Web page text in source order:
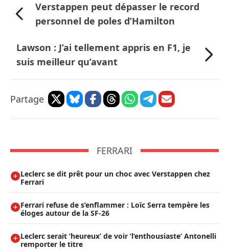
Verstappen peut dépasser le record
personnel de poles d’Hamilton
Lawson : J’ai tellement appris en F1, je
suis meilleur qu’avant
Partage
FERRARI
Leclerc se dit prêt pour un choc avec Verstappen chez
Ferrari
Ferrari refuse de s’enflammer : Loïc Serra tempère les
éloges autour de la SF-26
Leclerc serait ’heureux’ de voir ’l’enthousiaste’ Antonelli
remporter le titre